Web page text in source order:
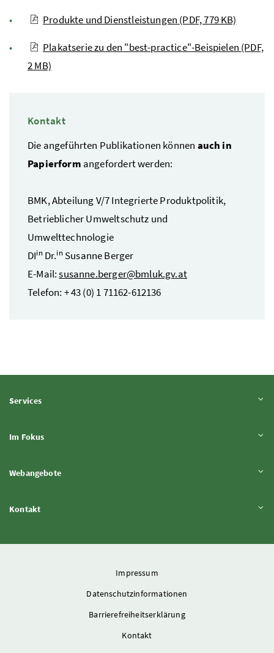
Produkte und Dienstleistungen (PDF, 779 KB)
Plakatserie zu den "best-practice"-Beispielen (PDF,
2 MB)
Kontakt
Die angeführten Publikationen können auch in
Papierform angefordert werden:
BMK, Abteilung V/7 Integrierte Produktpolitik,
Betrieblicher Umweltschutz und
Umwelttechnologie
DIin Dr.inSusanne Berger
E-Mail:susanne.berger@bmluk.gv.at
Telefon: + 43 (0) 1 71162-612136
ServicesInhalt aufklappen
Im FokusInhalt aufklappen
WebangeboteInhalt aufklappen
KontaktInhalt aufklappen
Impressum
Datenschutzinformationen
Barrierefreiheitserklärung
Kontakt